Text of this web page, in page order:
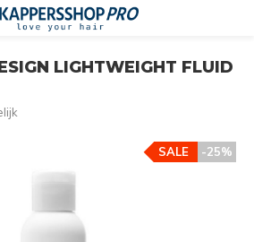
LIGHTWEIGHT FLUID
-25%
SALE